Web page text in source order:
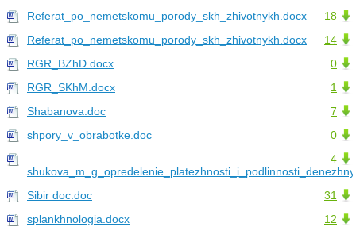
18
Referat_po_nemetskomu_porody_skh_zhivotnykh.docx
14
Referat_po_nemetskomu_porody_skh_zhivotnykh.docx
0
RGR_BZhD.docx
1
RGR_SKhM.docx
7
Shabanova.doc
0
shpory_v_obrabotke.doc
4
31
Sibir doc.doc
12
splankhnologia.docx